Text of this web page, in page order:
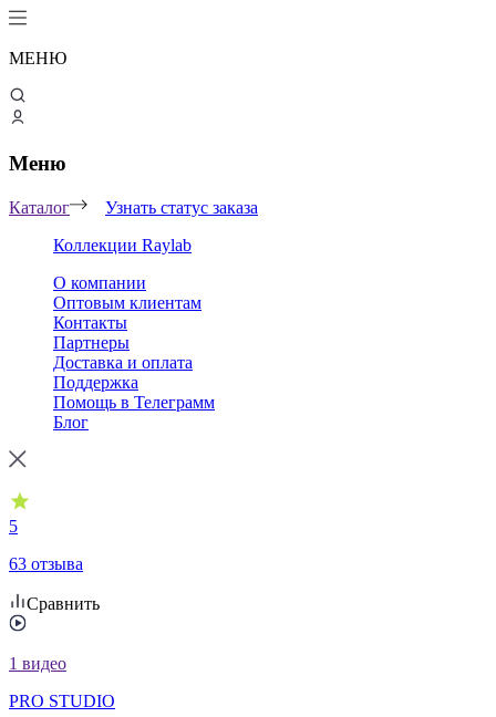
МЕНЮ
Меню
Каталог
Узнать статус заказа
Коллекции Raylab
О компании
Оптовым клиентам
Контакты
Партнеры
Доставка и оплата
Поддержка
Помощь в Телеграмм
Блог
5
63 отзыва
Сравнить
1 видео
PRO STUDIO